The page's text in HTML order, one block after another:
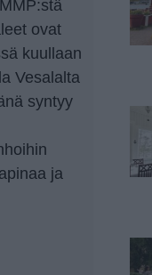
ovat
kuullaan
Vesalalta
syntyy
ja